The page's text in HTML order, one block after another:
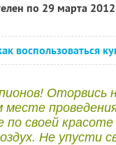
по 29 марта
воспользоваться
Оторвись
месте
по своей
Не упусти